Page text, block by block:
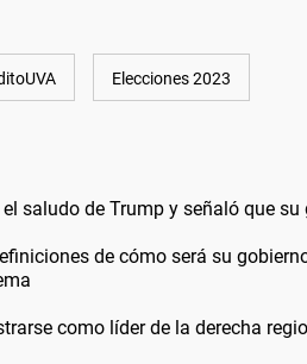
Elecciones 2023
saludo de Trump y señaló que
de cómo será su
como líder de la derecha